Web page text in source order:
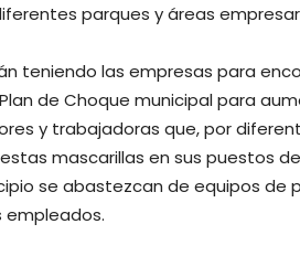
parques y áreas
teniendo las empresas para
de Choque municipal para
y trabajadoras que, por
mascarillas en sus puestos
se abastezcan de equipos de
empleados.